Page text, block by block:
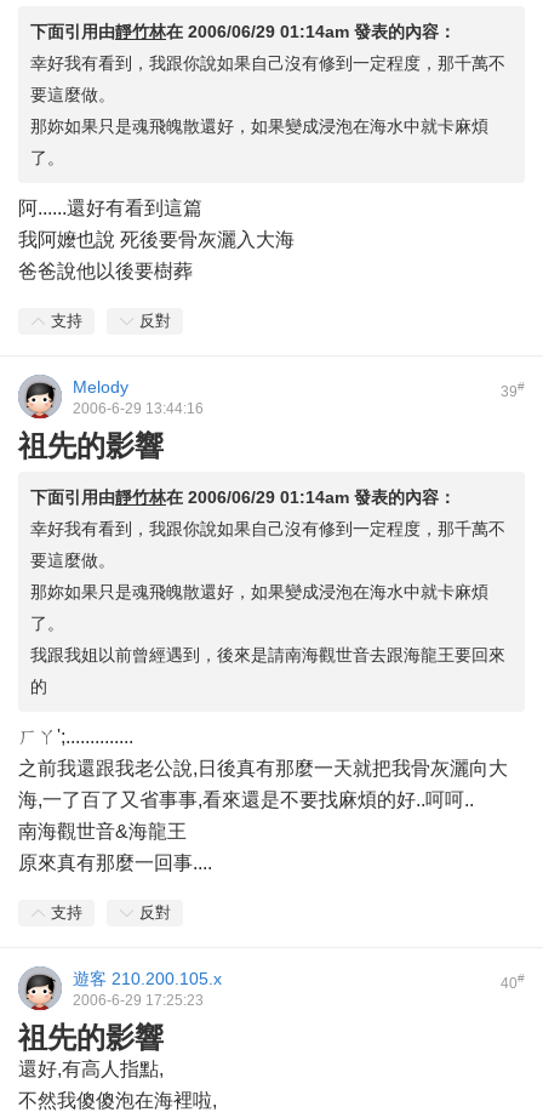
下面引用由靜竹林在 2006/06/29 01:14am 發表的內容：
幸好我有看到，我跟你說如果自己沒有修到一定程度，那千萬不
要這麼做。
那妳如果只是魂飛魄散還好，如果變成浸泡在海水中就卡麻煩
了。
阿......還好有看到這篇
我阿嬤也說 死後要骨灰灑入大海
爸爸說他以後要樹葬
支持 反對
39#
Melody
2006-6-29 13:44:16
祖先的影響
下面引用由靜竹林在 2006/06/29 01:14am 發表的內容：
幸好我有看到，我跟你說如果自己沒有修到一定程度，那千萬不
要這麼做。
那妳如果只是魂飛魄散還好，如果變成浸泡在海水中就卡麻煩
了。
我跟我姐以前曾經遇到，後來是請南海觀世音去跟海龍王要回來
的
ㄏㄚ';..............
之前我還跟我老公說,日後真有那麼一天就把我骨灰灑向大
海,一了百了又省事事,看來還是不要找麻煩的好..呵呵..
南海觀世音&海龍王
原來真有那麼一回事....
支持 反對
40#
遊客 210.200.105.x
2006-6-29 17:25:23
祖先的影響
還好,有高人指點,
不然我傻傻泡在海裡啦,